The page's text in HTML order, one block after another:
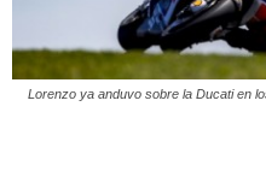
Lorenzo ya anduvo sobre la Ducati en